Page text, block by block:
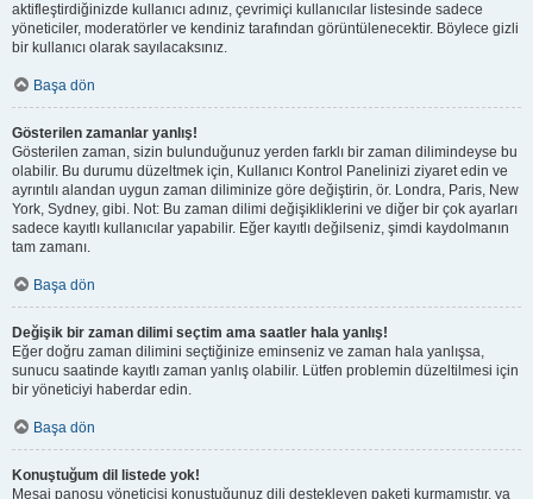
aktifleştirdiğinizde kullanıcı adınız, çevrimiçi kullanıcılar listesinde sadece
yöneticiler, moderatörler ve kendiniz tarafından görüntülenecektir. Böylece gizli
bir kullanıcı olarak sayılacaksınız.
Başa dön
Gösterilen zamanlar yanlış!
Gösterilen zaman, sizin bulunduğunuz yerden farklı bir zaman dilimindeyse bu
olabilir. Bu durumu düzeltmek için, Kullanıcı Kontrol Panelinizi ziyaret edin ve
ayrıntılı alandan uygun zaman diliminize göre değiştirin, ör. Londra, Paris, New
York, Sydney, gibi. Not: Bu zaman dilimi değişikliklerini ve diğer bir çok ayarları
sadece kayıtlı kullanıcılar yapabilir. Eğer kayıtlı değilseniz, şimdi kaydolmanın
tam zamanı.
Başa dön
Değişik bir zaman dilimi seçtim ama saatler hala yanlış!
Eğer doğru zaman dilimini seçtiğinize eminseniz ve zaman hala yanlışsa,
sunucu saatinde kayıtlı zaman yanlış olabilir. Lütfen problemin düzeltilmesi için
bir yöneticiyi haberdar edin.
Başa dön
Konuştuğum dil listede yok!
Mesaj panosu yöneticisi konuştuğunuz dili destekleyen paketi kurmamıştır, ya